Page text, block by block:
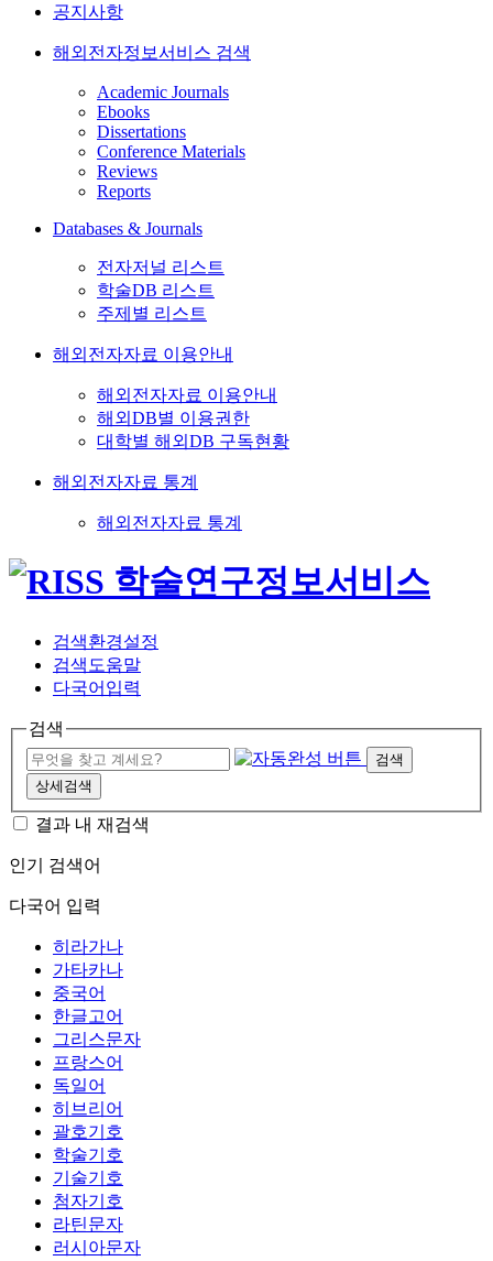
공지사항
해외전자정보서비스 검색
Academic Journals
Ebooks
Dissertations
Conference Materials
Reviews
Reports
Databases & Journals
전자저널 리스트
학술DB 리스트
주제별 리스트
해외전자자료 이용안내
해외전자자료 이용안내
해외DB별 이용권한
대학별 해외DB 구독현황
해외전자자료 통계
해외전자자료 통계
검색환경설정
검색도움말
다국어입력
검색
검색
상세검색
결과 내 재검색
인기 검색어
다국어 입력
히라가나
가타카나
중국어
한글고어
그리스문자
프랑스어
독일어
히브리어
괄호기호
학술기호
기술기호
첨자기호
라틴문자
러시아문자